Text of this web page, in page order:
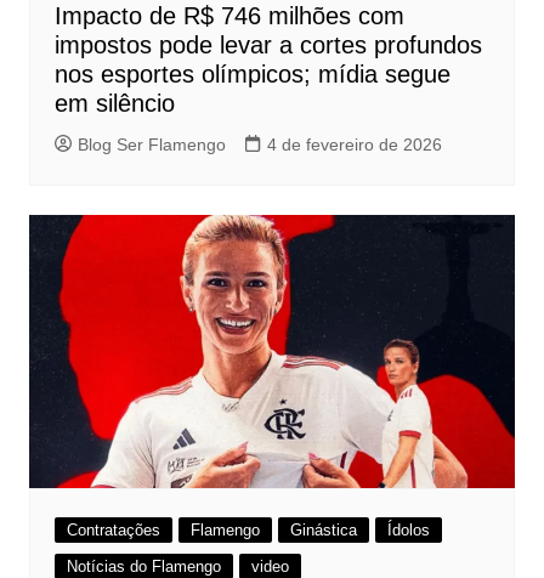
Impacto de R$ 746 milhões com
impostos pode levar a cortes profundos
nos esportes olímpicos; mídia segue
em silêncio
Blog Ser Flamengo 4 de fevereiro de 2026
Contratações Flamengo Ginástica
Ídolos
Notícias do Flamengo
video